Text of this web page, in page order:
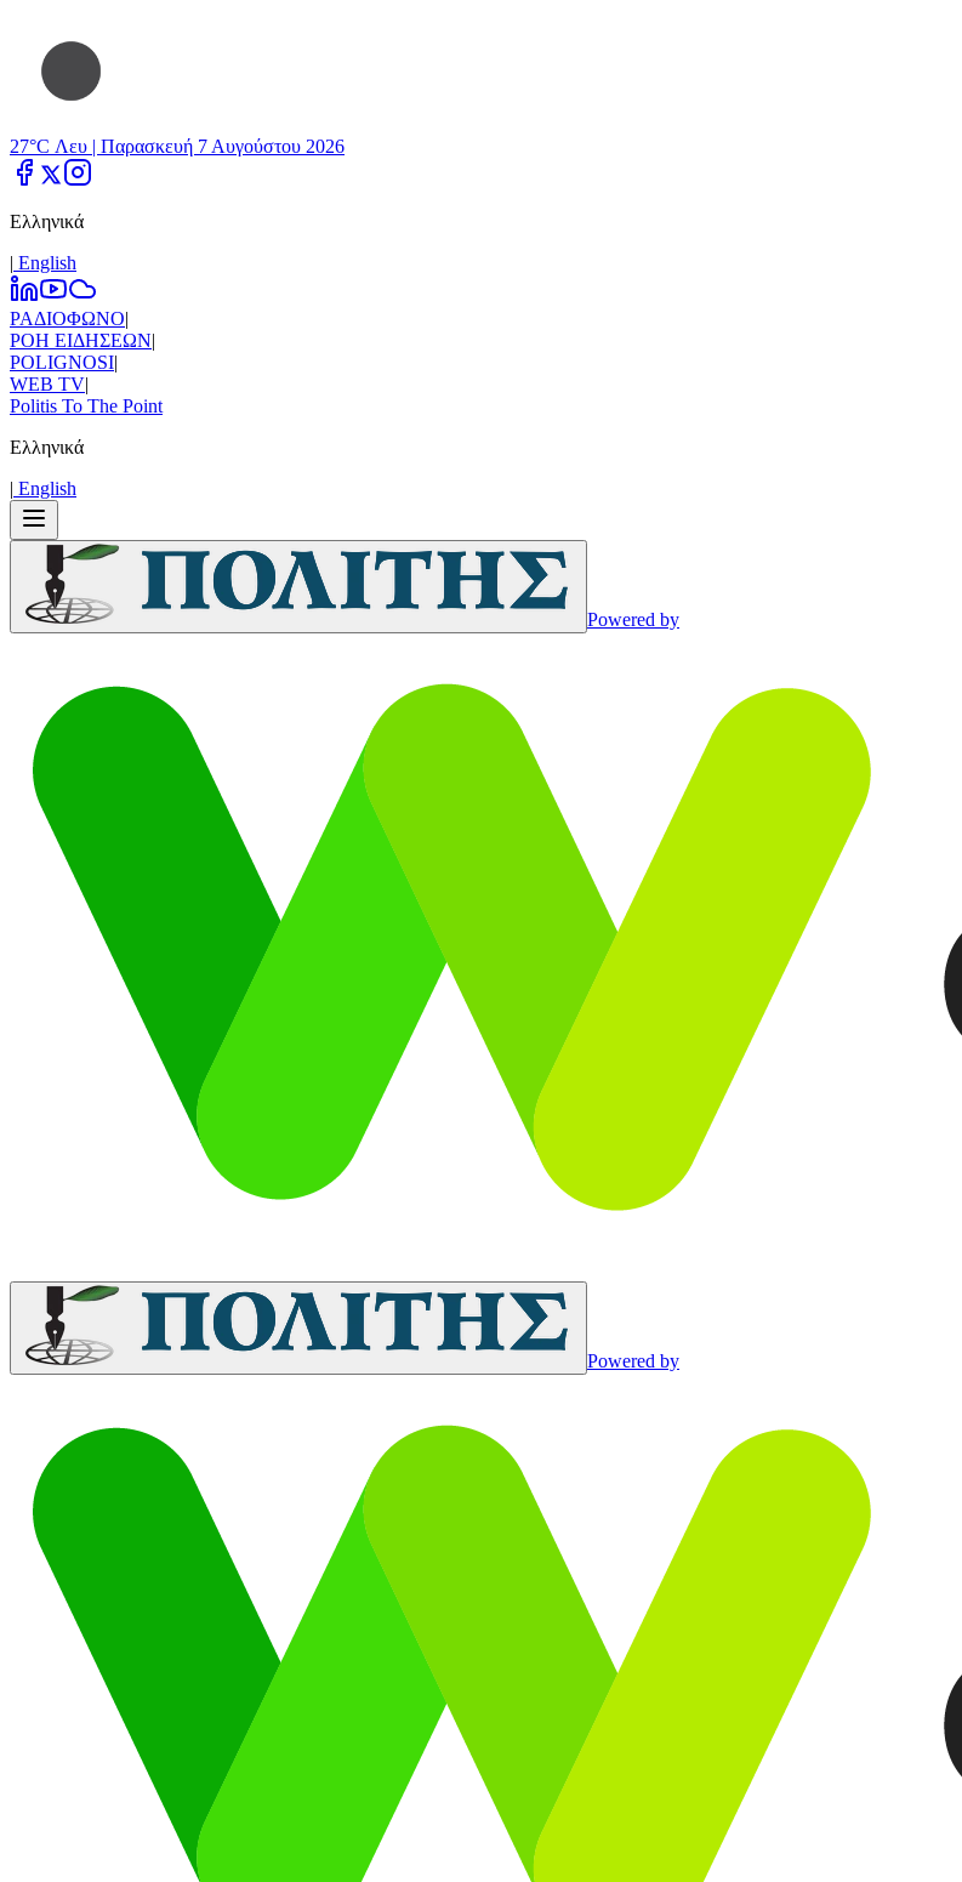
27°C Λευ | Παρασκευή 7 Αυγούστου 2026
Ελληνικά
| Εnglish
ΡΑΔΙΟΦΩΝΟ|
ΡΟΗ ΕΙΔΗΣΕΩΝ|
POLIGNOSI|
WEB TV|
Politis To The Point
Ελληνικά
| Εnglish
Powered by
Powered by